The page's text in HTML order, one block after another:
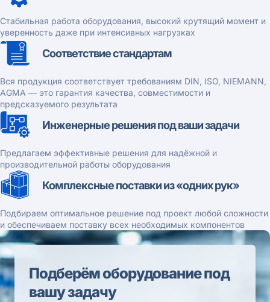
Стабильная работа оборудования, высокий крутящий момент и
уверенность даже при интенсивных нагрузках
Соответствие стандартам
Вся продукция соответствует требованиям DIN, ISO, NIEMANN,
AGMA — это гарантия качества, совместимости и
предсказуемого результата
Инженерные решения под ваши задачи
Предлагаем эффективные решения для надёжной и
производительной работы оборудования
Комплексные поставки из «одних рук»
Подбираем оптимальное решение под проект любой сложности
и обеспечиваем поставку всех необходимых компонентов
Подберём оборудование под
вашу задачу